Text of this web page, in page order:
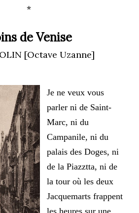
*
de Venise
[Octave Uzanne]
Je ne veux vous
parler ni de Saint-
Marc, ni du
Campanile, ni du
palais des Doges, ni
de la Piazztta, ni de
la tour où les deux
Jacquemarts frappent
les heures sur une